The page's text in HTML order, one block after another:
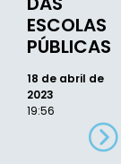
ESCOLAS
PÚBLICAS
18 de abril de
2023
19:56